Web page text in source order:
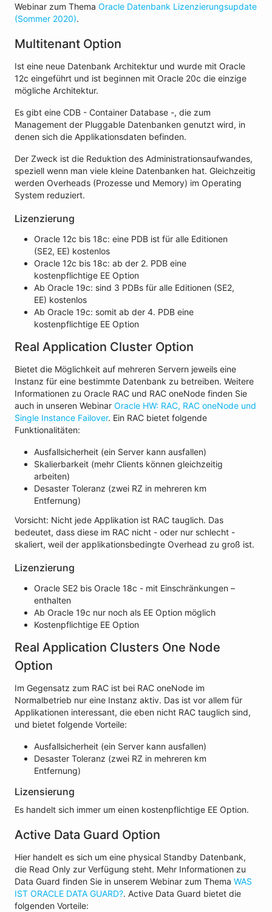
Webinar zum Thema Oracle Datenbank Lizenzierungsupdate
(Sommer 2020).
Multitenant Option
Ist eine neue Datenbank Architektur und wurde mit Oracle
12c eingeführt und ist beginnen mit Oracle 20c die einzige
mögliche Architektur.
Es gibt eine CDB - Container Database -, die zum
Management der Pluggable Datenbanken genutzt wird, in
denen sich die Applikationsdaten befinden.
Der Zweck ist die Reduktion des Administrationsaufwandes,
speziell wenn man viele kleine Datenbanken hat. Gleichzeitig
werden Overheads (Prozesse und Memory) im Operating
System reduziert.
Lizenzierung
Oracle 12c bis 18c: eine PDB ist für alle Editionen
(SE2, EE) kostenlos
Oracle 12c bis 18c: ab der 2. PDB eine
kostenpflichtige EE Option
Ab Oracle 19c: sind 3 PDBs für alle Editionen (SE2,
EE) kostenlos
Ab Oracle 19c: somit ab der 4. PDB eine
kostenpflichtige EE Option
Real Application Cluster Option
Bietet die Möglichkeit auf mehreren Servern jeweils eine
Instanz für eine bestimmte Datenbank zu betreiben. Weitere
Informationen zu Oracle RAC und RAC oneNode finden Sie
auch in unseren Webinar Oracle HW: RAC, RAC oneNode und
Single Instance Failover. Ein RAC bietet folgende
Funktionalitäten:
Ausfallsicherheit (ein Server kann ausfallen)
Skalierbarkeit (mehr Clients können gleichzeitig
arbeiten)
Desaster Toleranz (zwei RZ in mehreren km
Entfernung)
Vorsicht: Nicht jede Applikation ist RAC tauglich. Das
bedeutet, dass diese im RAC nicht - oder nur schlecht -
skaliert, weil der applikationsbedingte Overhead zu groß ist.
Lizenzierung
Oracle SE2 bis Oracle 18c - mit Einschränkungen –
enthalten
Ab Oracle 19c nur noch als EE Option möglich
Kostenpflichtige EE Option
Real Application Clusters One Node
Option
Im Gegensatz zum RAC ist bei RAC oneNode im
Normalbetrieb nur eine Instanz aktiv. Das ist vor allem für
Applikationen interessant, die eben nicht RAC tauglich sind,
und bietet folgende Vorteile:
Ausfallsicherheit (ein Server kann ausfallen)
Desaster Toleranz (zwei RZ in mehreren km
Entfernung)
Lizensierung
Es handelt sich immer um einen kostenpflichtige EE Option.
Active Data Guard Option
Hier handelt es sich um eine physical Standby Datenbank,
die Read Only zur Verfügung steht. Mehr Informationen zu
Data Guard finden Sie in unserem Webinar zum Thema WAS
IST ORACLE DATA GUARD?. Active Data Guard bietet die
folgenden Vorteile: